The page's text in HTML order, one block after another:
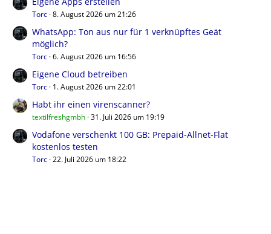
Torc 8. August 2026 um 21:26
WhatsApp: Ton aus nur für 1 verknüpftes Geät
möglich?
Torc 6. August 2026 um 16:56
Eigene Cloud betreiben
Torc 1. August 2026 um 22:01
Habt ihr einen virenscanner?
textilfreshgmbh 31. Juli 2026 um 19:19
Vodafone verschenkt 100 GB: Prepaid-Allnet-Flat
kostenlos testen
Torc 22. Juli 2026 um 18:22